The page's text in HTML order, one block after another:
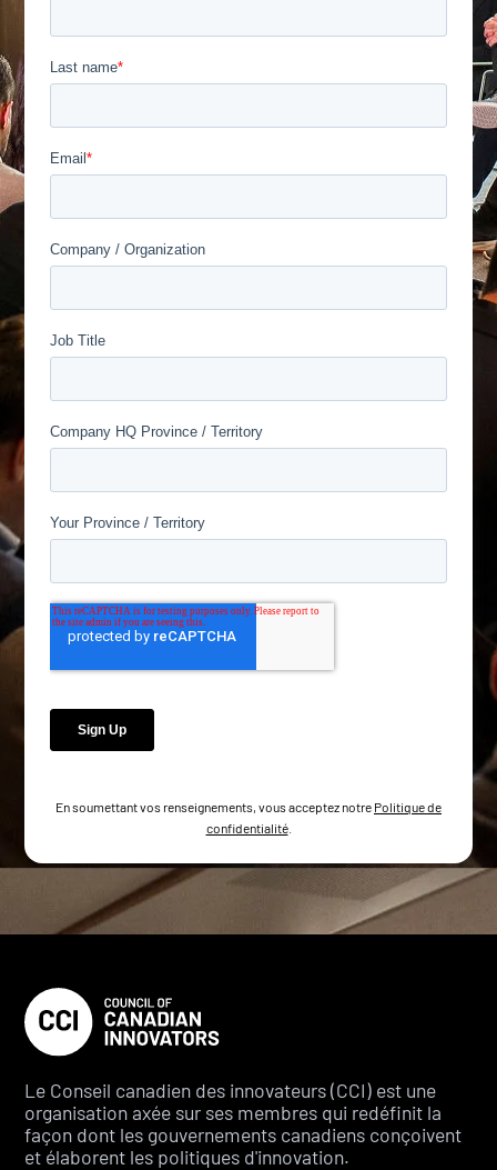
En soumettant vos renseignements, vous acceptez notre Politique de
confidentialité.
Le Conseil canadien des innovateurs (CCI) est une
organisation axée sur ses membres qui redéfinit la
façon dont les gouvernements canadiens conçoivent
et élaborent les politiques d'innovation.